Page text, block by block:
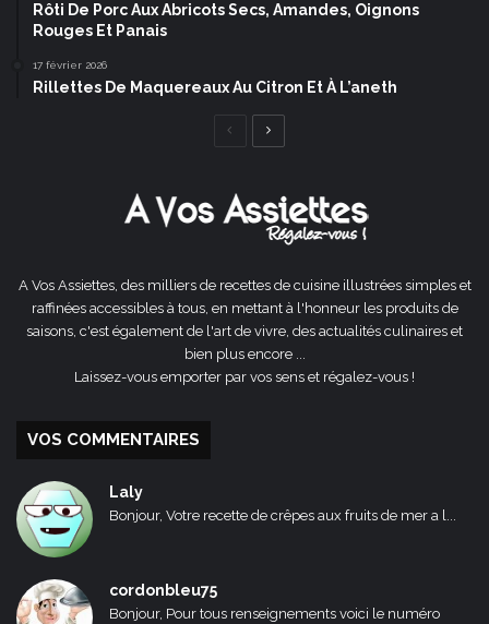
Rôti De Porc Aux Abricots Secs, Amandes, Oignons
Rouges Et Panais
17 février 2026
Rillettes De Maquereaux Au Citron Et À L’aneth
Page
A Vos Assiettes, des milliers de recettes de cuisine illustrées simples et
raffinées accessibles à tous, en mettant à l'honneur les produits de
saisons, c'est également de l'art de vivre, des actualités culinaires et
bien plus encore ...
Laissez-vous emporter par vos sens et régalez-vous !
VOS COMMENTAIRES
Laly
Bonjour, Votre recette de crêpes aux fruits de mer a l...
cordonbleu75
Bonjour, Pour tous renseignements voici le numéro